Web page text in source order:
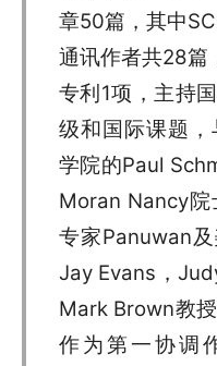
章50篇，其中
通讯作者共28篇
专利1项，主持
级和国际课题
学院的Paul
Moran Nancy
专家Panuwan
Jay Evans，
Mark Brown教
作为第一协调